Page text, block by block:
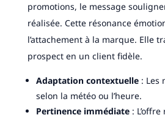
promotions, le message
réalisée. Cette résonance
l’attachement à la marque. Elle
prospect en un client fidèle.
Adaptation contextuelle: Les
selon la météo ou l’heure.
Pertinence immédiate: